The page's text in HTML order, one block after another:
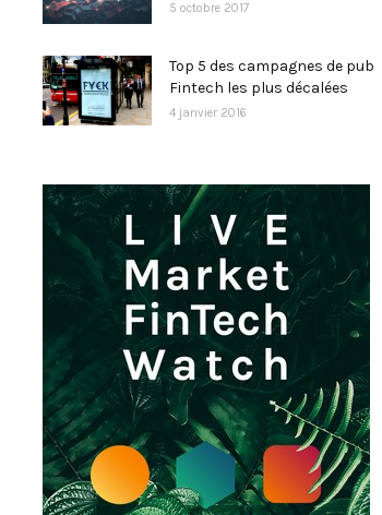
5 octobre 2017
Top 5 des campagnes de pub
Fintech les plus décalées
4 janvier 2016